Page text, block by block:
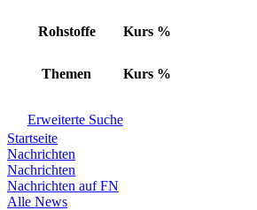
Rohstoffe Kurs %
Themen Kurs %
Erweiterte Suche
Startseite
Nachrichten
Nachrichten
Nachrichten auf FN
Alle News